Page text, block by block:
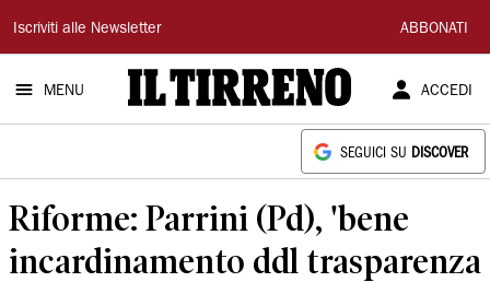
Il
Tirreno
Iscriviti alle Newsletter ABBONATI
MENU ACCEDI
SEGUICI SU DISCOVER
Riforme: Parrini (Pd), 'bene
incardinamento ddl trasparenza